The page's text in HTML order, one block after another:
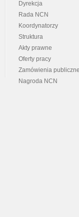
Dyrekcja
Rada NCN
Koordynatorzy
Struktura
Akty prawne
Oferty pracy
Zamówienia publiczne
Nagroda NCN